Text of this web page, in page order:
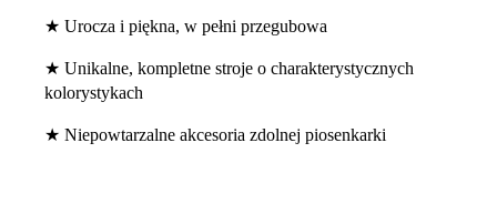
★ Urocza i piękna, w pełni przegubowa
★ Unikalne, kompletne stroje o charakterystycznych
kolorystykach
★ Niepowtarzalne akcesoria zdolnej piosenkarki